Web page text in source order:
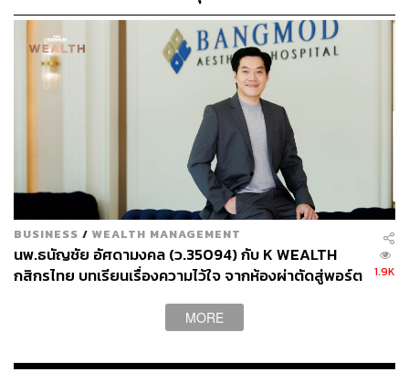
เกิน 35,481-38,090 ล้านบาท (รวมการจัดสรรหุ้นส่วนเกิน)
ซึ่งนับเป็น IPO ของหุ้นในหมวดธุรกิจเงินทุนและหลักทรัพย์ที่
มีมูลค่าเสนอขายสูงที่สุด 5 อันดับแรกในประวัติศาสตร์ตลาด
ทุนไทย
“ช่วงราคาเสนอขายเบื้องต้นที่ 34.00-36.50 บาทต่อหุ้น
กำหนดโดยการ Bookbuilding จากนักลงทุนสถาบันชั้นนำทั่ว
โลก ซึ่งนับเป็นราคาที่เหมาะสมแล้ว นอกจากนี้ยังประเมิน
ตามมิติของ P/E ของ TIDLOR ซึ่งต้องเทียบเคียงกับทั้งบริษัท
ที่ทำธุรกิจสินเชื่อทะเบียนรถและนายหน้าประกันภัยประกอบ
กัน”​
พิสูจน์อักษร: วรรษมล สิงหโกมล
ผ่านแอปพลิเคชันต่างๆ ที่คุณสะดวกหรือใช้งานอยู่แล้วได้เลย
BUSINESS / WEALTH MANAGEMENT
นพ.ธนัญชัย อัศดามงคล (ว.35094) กับ K WEALTH
กสิกรไทย บทเรียนเรื่องความไว้ใจ จากห้องผ่าตัดสู่พอร์ต
1.9K
MORE